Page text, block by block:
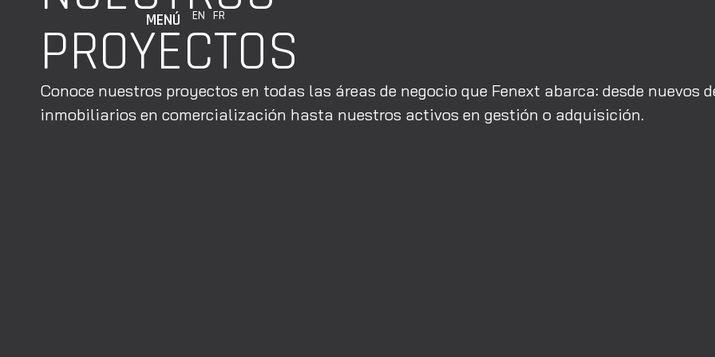
MENÚ EN FR
PROYECTOS
Conoce nuestros proyectos en todas las áreas de negocio que Fenext abarca: desde nuevos
inmobiliarios en comercialización hasta nuestros activos en gestión o adquisición.